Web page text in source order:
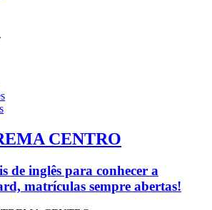
CENTRO
de inglês para conhecer a
matrículas sempre abertas!